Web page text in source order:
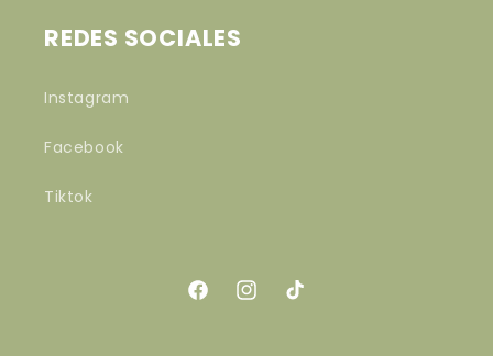
REDES SOCIALES
Instagram
Facebook
Tiktok
FacebookInstagram
TikTok